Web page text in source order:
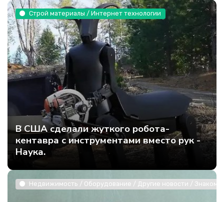
Строй материалы / Интернет технологии
В США сделали жуткого робота-
кентавра с инструментами вместо рук -
Наука.
Недвижимость / Оборудование / Другие новости /